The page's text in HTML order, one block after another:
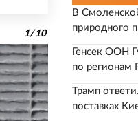
1/10
В
природного
Генсек ООН
по регионам
Трамп
поставках